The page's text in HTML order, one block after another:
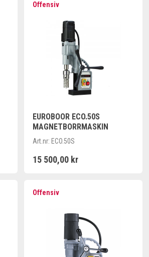
Offensiv
EUROBOOR ECO.50S
MAGNETBORRMASKIN
Art.nr: ECO.50S
15 500,00 kr
Offensiv